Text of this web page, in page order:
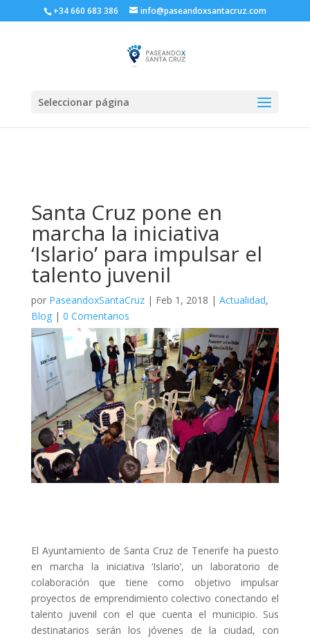
+34 660 683 386 info@paseandoxsantacruz.com
Seleccionar página
Santa Cruz pone en
marcha la iniciativa
‘Islario’ para impulsar el
talento juvenil
por PaseandoxSantaCruz| Feb 1, 2018 | Actualidad,
Blog| 0 Comentarios
El Ayuntamiento de Santa Cruz de Tenerife ha puesto
en marcha la iniciativa ‘Islario’, un laboratorio de
colaboración que tiene como objetivo impulsar
proyectos de emprendimiento colectivo conectando el
talento juvenil con el que cuenta el municipio. Sus
destinatarios serán los jóvenes de la ciudad, con